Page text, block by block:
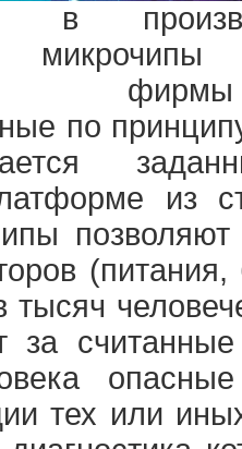
в
по
из
позволяют
(питания,
тысяч
за
тех или